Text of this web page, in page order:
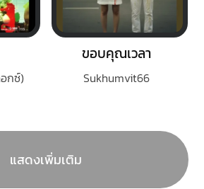
กซ์)
ขอบคุณเวลา
Sukhumvit66
แสดงเพิ่มเติม